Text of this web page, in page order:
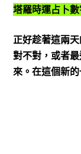
塔羅時運占卜數
正好趁著這兩
對不對，或者
來。在這個新